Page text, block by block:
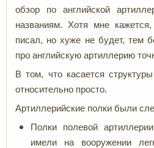
обзор по английской
названиям. Хотя мне
писал, но хуже не будет, тем
про английскую артиллерию
В том, что касается
относительно просто.
Артиллерийские полки были
Полки полевой
имели на вооружении